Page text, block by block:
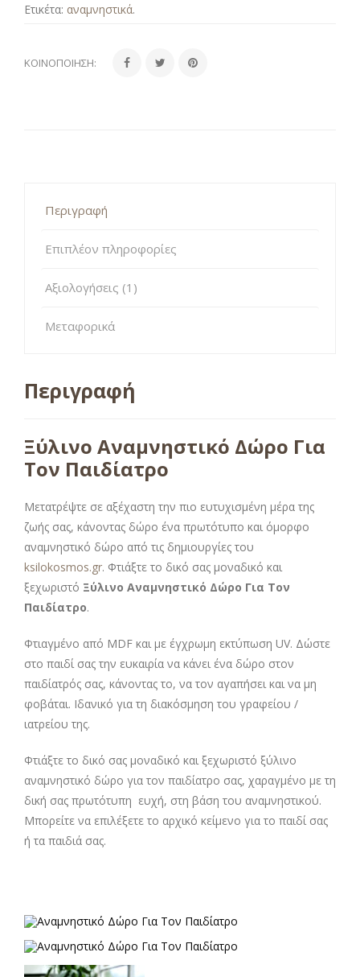
Ετικέτα: αναμνηστικά.
ΚΟΙΝΟΠΟΊΗΣΗ:
Περιγραφή
Επιπλέον πληροφορίες
Αξιολογήσεις (1)
Μεταφορικά
Περιγραφή
Ξύλινο Αναμνηστικό Δώρο Για
Τον Παιδίατρο
Μετατρέψτε σε αξέχαστη την πιο ευτυχισμένη μέρα της
ζωής σας, κάνοντας δώρο ένα πρωτότυπο και όμορφο
αναμνηστικό δώρο από τις δημιουργίες του
ksilokosmos.gr. Φτιάξτε το δικό σας μοναδικό και
ξεχωριστό Ξύλινο Αναμνηστικό Δώρο Για Τον
Παιδίατρο.
Φτιαγμένο από MDF και με έγχρωμη εκτύπωση UV. Δώστε
στο παιδί σας την ευκαιρία να κάνει ένα δώρο στον
παιδίατρός σας, κάνοντας το, να τον αγαπήσει και να μη
φοβάται. Ιδανικό για τη διακόσμηση του γραφείου /
ιατρείου της.
Φτιάξτε το δικό σας μοναδικό και ξεχωριστό ξύλινο
αναμνηστικό δώρο για τον παιδίατρο σας, χαραγμένο με τη
δική σας πρωτότυπη ευχή, στη βάση του αναμνηστικού.
Μπορείτε να επιλέξετε το αρχικό κείμενο για το παιδί σας
ή τα παιδιά σας.